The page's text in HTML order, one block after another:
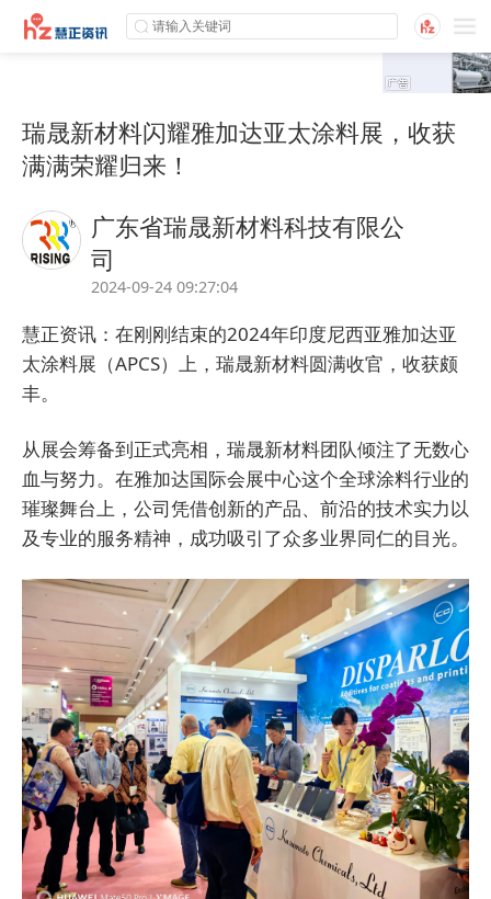
瑞晟新材料闪耀雅加达亚太涂料展，收获
满满荣耀归来！
广东省瑞晟新材料科技有限公
司
2024-09-24 09:27:04
慧正资讯： 在刚刚结束的2024年印度尼西亚雅加达亚
太涂料展（APCS）上， 瑞晟新材料圆满收官，收获颇
丰。
从展会筹备到正式亮相，瑞晟新材料团队倾注了无数心
血与努力。在雅加达国际会展中心这个全球涂料行业的
璀璨舞台上，公司凭借创新的产品、前沿的技术实力以
及专业的服务精神，成功吸引了众多业界同仁的目光。